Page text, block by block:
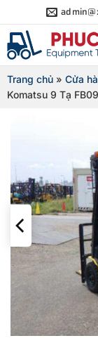
qua
nội
dung
Trang chủ » Cửa
Komatsu 9 Tạ